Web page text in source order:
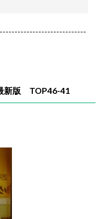
新版 TOP46-41